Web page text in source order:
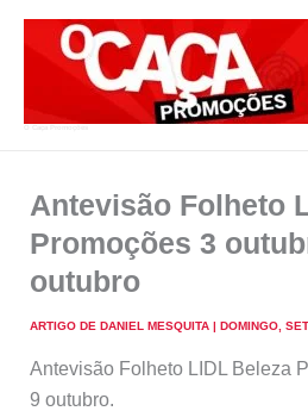
Antevisão Folheto
Promoções 3
outubro
ARTIGO DE DANIEL MESQUITA | DOMINGO,
Antevisão Folheto LIDL Beleza
9 outubro.